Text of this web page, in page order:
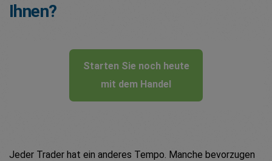
Ihnen?
Starten Sie noch heute
mit dem Handel
Jeder Trader hat ein anderes Tempo. Manche bevorzugen